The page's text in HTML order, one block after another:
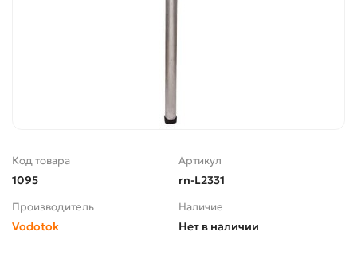
Код товара
1095
Артикул
rn-L2331
Производитель
Vodotok
Наличие
Нет в наличии